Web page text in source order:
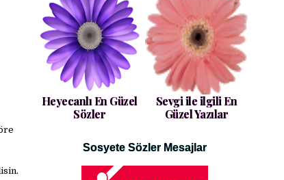
Heyecanlı En Güzel
Sözler
Sevgi ile ilgili En
Güzel Yazılar
Sosyete Sözler Mesajlar